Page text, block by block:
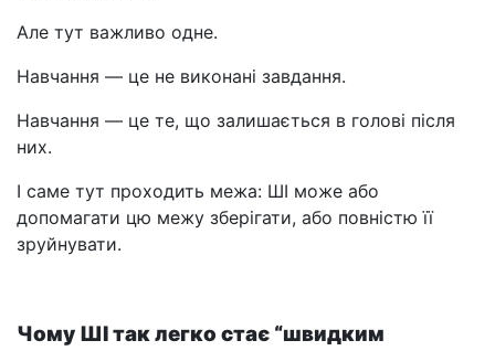
Але тут важливо одне.
Навчання — це не виконані завдання.
Навчання — це те, що залишається в голові після
них.
І саме тут проходить межа: ШІ може або
допомагати цю межу зберігати, або повністю її
зруйнувати.
Чому ШІ так легко стає “швидким